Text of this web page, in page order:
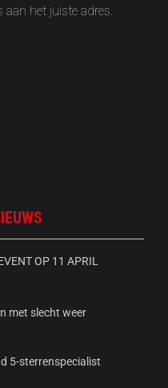
het juiste adres.
OP 11 APRIL
met slecht weer
5-sterrenspecialist